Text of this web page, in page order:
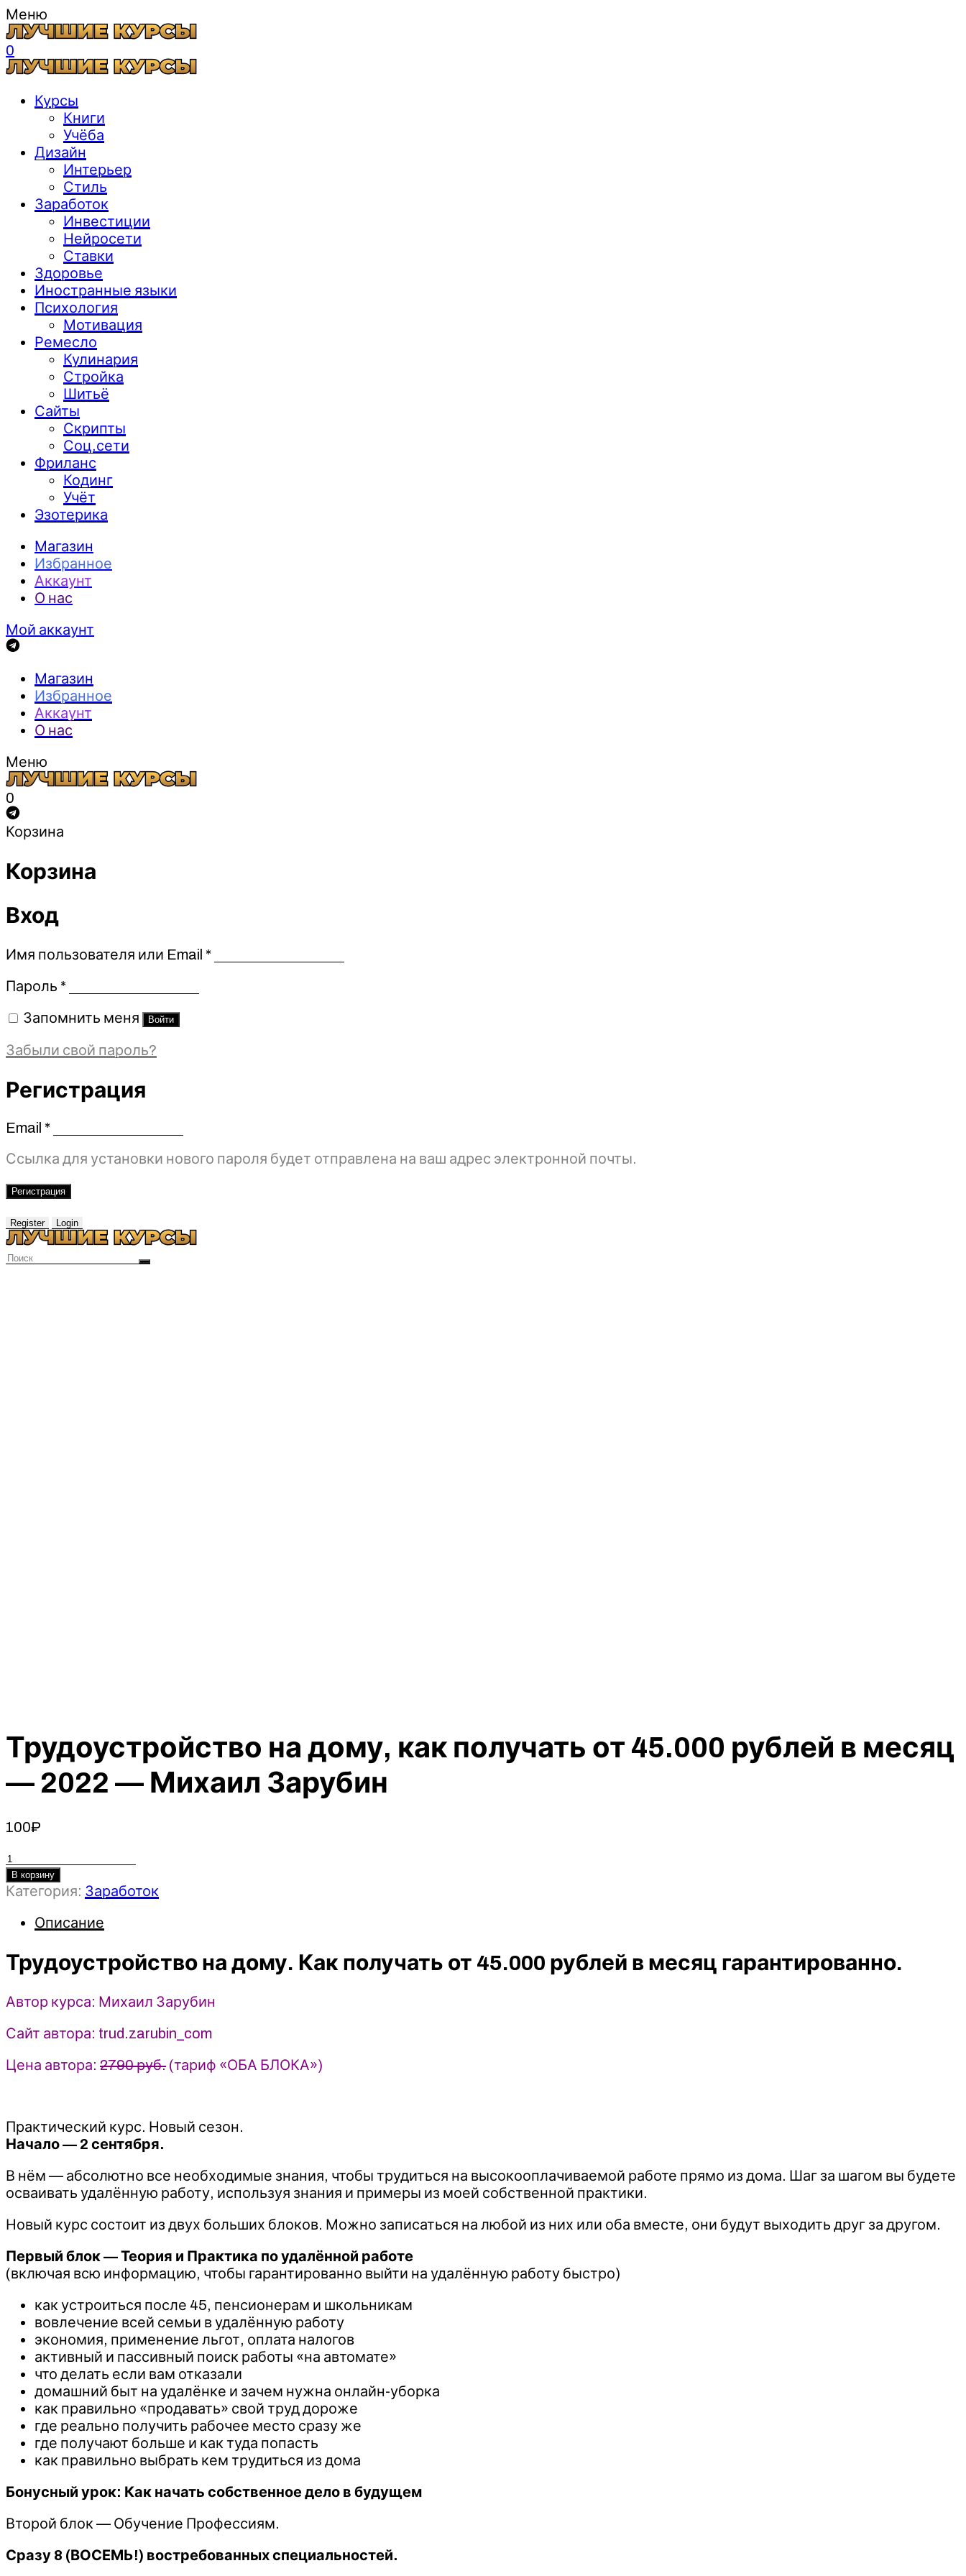
Меню
0
Курсы
Книги
Учёба
Дизайн
Интерьер
Стиль
Заработок
Инвестиции
Нейросети
Ставки
Здоровье
Иностранные языки
Психология
Мотивация
Ремесло
Кулинария
Стройка
Шитьё
Сайты
Скрипты
Соц.сети
Фриланс
Кодинг
Учёт
Эзотерика
Магазин
Избранное
Аккаунт
О нас
Мой аккаунт
Магазин
Избранное
Аккаунт
О нас
Меню
0
Корзина
Корзина
Вход
Имя пользователя или Email *Обязательно
Пароль *Обязательно
Запомнить меня Войти
Забыли свой пароль?
Регистрация
Email *Обязательно
Ссылка для установки нового пароля будет отправлена ​​на ваш адрес электронной почты.
Регистрация
Register Login
Трудоустройство на дому, как получать от 45.000 рублей в месяц
— 2022 — Михаил Зарубин
100₽
Количество
товара
Трудоустройство
дому,
получать
от
45.000
рублей
в
-
2022
Зарубин
В корзину
Категория: Заработок
Описание
Трудоустройство на дому. Как получать от 45.000 рублей в месяц гарантированно.
Автор курса: Михаил Зарубин
Сайт автора: trud.zarubin_com
Цена автора: 2790 руб. (тариф «ОБА БЛОКА»)
Практический курс. Новый сезон.
Начало — 2 сентября.
В нём — абсолютно все необходимые знания, чтобы трудиться на высокооплачиваемой работе прямо из дома. Шаг за шагом вы будете
осваивать удалённую работу, используя знания и примеры из моей собственной практики.
Новый курс состоит из двух больших блоков. Можно записаться на любой из них или оба вместе, они будут выходить друг за другом.
Первый блок — Теория и Практика по удалённой работе
(включая всю информацию, чтобы гарантированно выйти на удалённую работу быстро)
как устроиться после 45, пенсионерам и школьникам
вовлечение всей семьи в удалённую работу
экономия, применение льгот, оплата налогов
активный и пассивный поиск работы «на автомате»
что делать если вам отказали
домашний быт на удалёнке и зачем нужна онлайн-уборка
как правильно «продавать» свой труд дороже
где реально получить рабочее место сразу же
где получают больше и как туда попасть
как правильно выбрать кем трудиться из дома
Бонусный урок: Как начать собственное дело в будущем
Второй блок — Обучение Профессиям.
Сразу 8 (ВОСЕМЬ!) востребованных специальностей.